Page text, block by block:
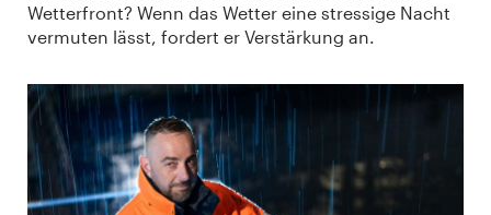
Wetterfront? Wenn das Wetter eine stressige Nacht
vermuten lässt, fordert er Verstärkung an.